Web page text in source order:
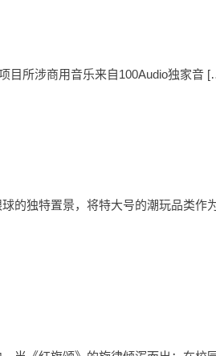
目所涉商用音乐来自100Audio独家音
的独特置景，将特大号的潮玩品类作